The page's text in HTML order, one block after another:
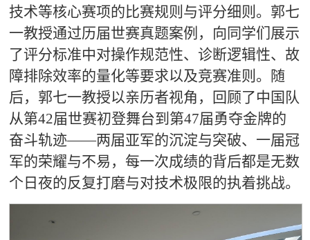
技术等核心赛项的比赛规则与评分细则。郭七
一教授通过历届世赛真题案例，向同学们展示
了评分标准中对操作规范性、诊断逻辑性、故
障排除效率的量化等要求以及竞赛准则。随
后，郭七一教授以亲历者视角，回顾了中国队
从第42届世赛初登舞台到第47届勇夺金牌的
奋斗轨迹——两届亚军的沉淀与突破、一届冠
军的荣耀与不易，每一次成绩的背后都是无数
个日夜的反复打磨与对技术极限的执着挑战。